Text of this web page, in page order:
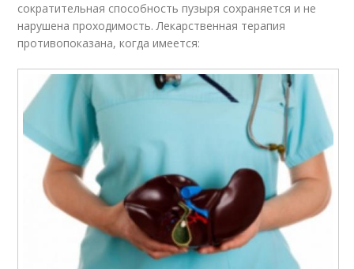
сократительная способность пузыря сохраняется и не
нарушена проходимость. Лекарственная терапия
противопоказана, когда имеется: